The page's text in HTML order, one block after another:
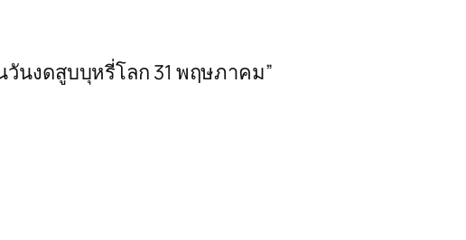
วันงดสูบบุหรี่โลก 31 พฤษภาคม”